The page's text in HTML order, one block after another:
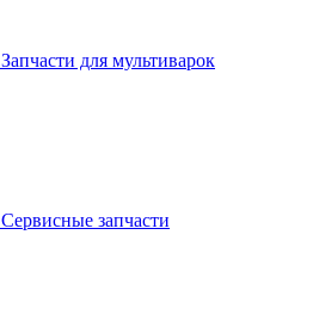
Запчасти для мультиварок
Сервисные запчасти